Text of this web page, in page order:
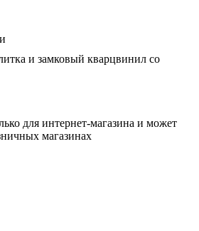
и замковый кварцвинил со
для интернет-магазина и может
магазинах